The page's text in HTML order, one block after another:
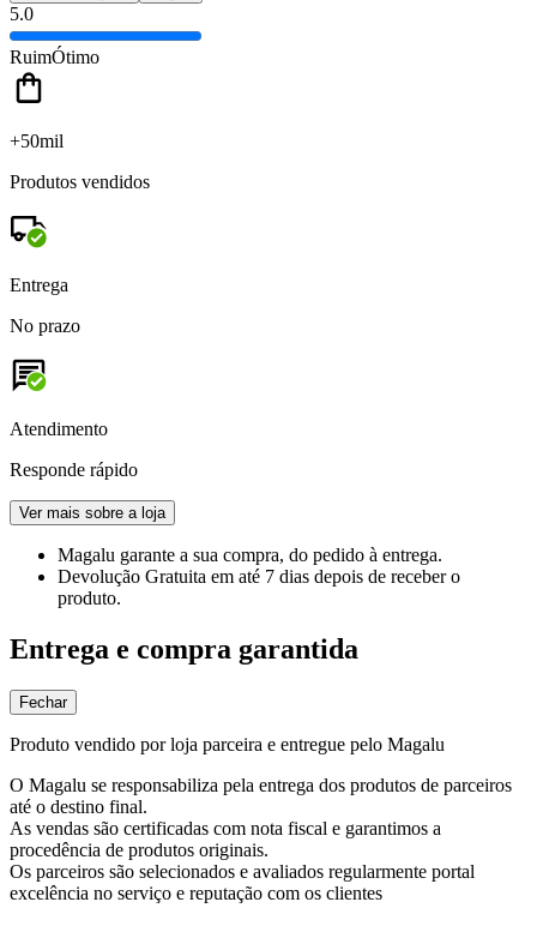
5.0
RuimÓtimo
+50mil
Produtos vendidos
Entrega
No prazo
Atendimento
Responde rápido
Ver mais sobre a loja
Magalu garante a sua compra, do pedido à entrega.
Devolução Gratuita em até 7 dias depois de receber o
produto.
Entrega e compra garantida
Fechar
Produto vendido por loja parceira e entregue pelo Magalu
O Magalu se responsabiliza pela entrega dos produtos de parceiros
até o destino final.
As vendas são certificadas com nota fiscal e garantimos a
procedência de produtos originais.
Os parceiros são selecionados e avaliados regularmente portal
excelência no serviço e reputação com os clientes